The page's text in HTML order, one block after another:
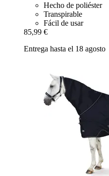
Hecho de poliéster
Transpirable
Fácil de usar
85,99 €
Entrega hasta el 18 agosto